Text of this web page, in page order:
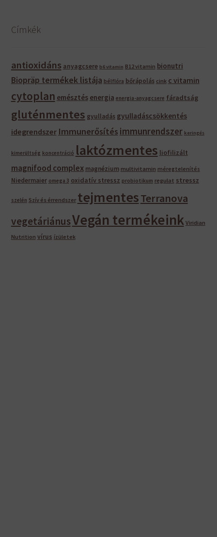
Címkék
antioxidáns anyagcsere b6 vitamin B12 vitamin bionutri
Biopräp termékek listája bélflóra bőrápolás cink c vitamin
cytoplan emésztés energia energia-anyagcsere fáradtság
gluténmentes gyulladás gyulladáscsökkentés
idegrendszer Immunerősítés immunrendszer keringés
kimerültség koncentráció laktózmentes liofilizált
magnifood complex magnézium multivitamin méregtelenítés
Niedermaier omega 3 oxidatív stressz probiotikum regulat stressz
szelén Szív és érrendszer tejmentesTerranova
vegetáriánusVegán termékeink Viridian
Nutrition vírus ízületek